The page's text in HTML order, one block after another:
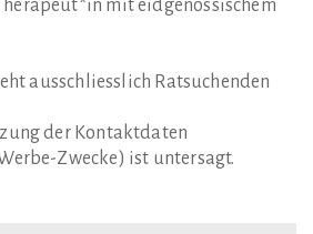
mit eidgenössischem
ausschliesslich Ratsuchenden
der Kontaktdaten
Zwecke) ist untersagt.